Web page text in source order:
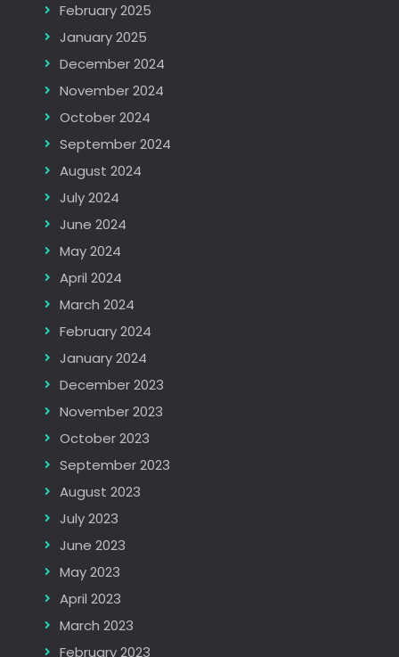
February 2025
January 2025
December 2024
November 2024
October 2024
September 2024
August 2024
July 2024
June 2024
May 2024
April 2024
March 2024
February 2024
January 2024
December 2023
November 2023
October 2023
September 2023
August 2023
July 2023
June 2023
May 2023
April 2023
March 2023
February 2023